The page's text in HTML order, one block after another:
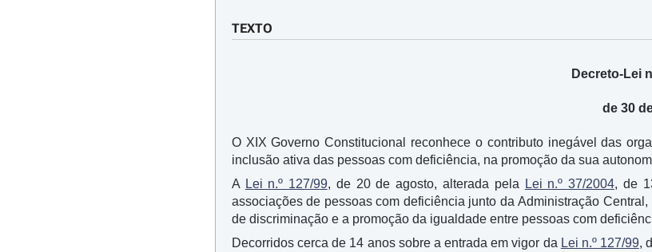
TEXTO
Decreto-Lei
de 30
O XIX Governo Constitucional reconhece o contributo inegável das
inclusão ativa das pessoas com deficiência, na promoção da sua
A Lei n.º 127/99, de 20 de agosto, alterada pela Lei n.º 37/2004, de
associações de pessoas com deficiência junto da Administração
de discriminação e a promoção da igualdade entre pessoas com
Decorridos cerca de 14 anos sobre a entrada em vigor da Lei n.º 127/99,